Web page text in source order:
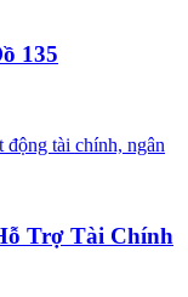
135
động tài chính, ngân
Trợ Tài Chính